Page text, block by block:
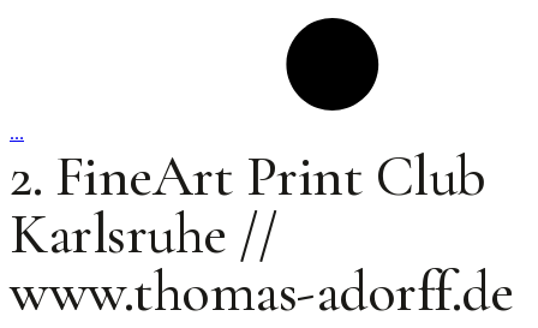
…
2. FineArt Print Club
Karlsruhe //
www.thomas-adorff.de